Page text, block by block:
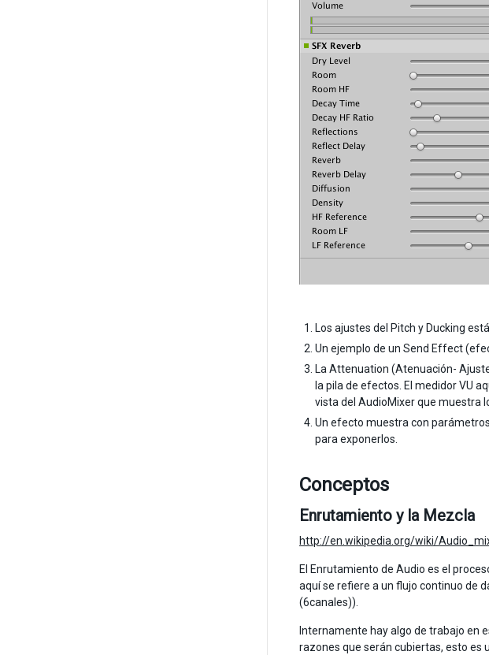
Los ajustes del Pitch y Ducking
Un ejemplo de un Send Effect
La Attenuation (Atenuación-
la pila de efectos. El medidor VU
vista del AudioMixer que muestra
Un efecto muestra con
para exponerlos.
Conceptos
Enrutamiento y la Mezcla
http://en.wikipedia.org/wiki/
El Enrutamiento de Audio es el
aquí se refiere a un flujo continuo de
(6canales)).
Internamente hay algo de trabajo en
razones que serán cubiertas, esto es